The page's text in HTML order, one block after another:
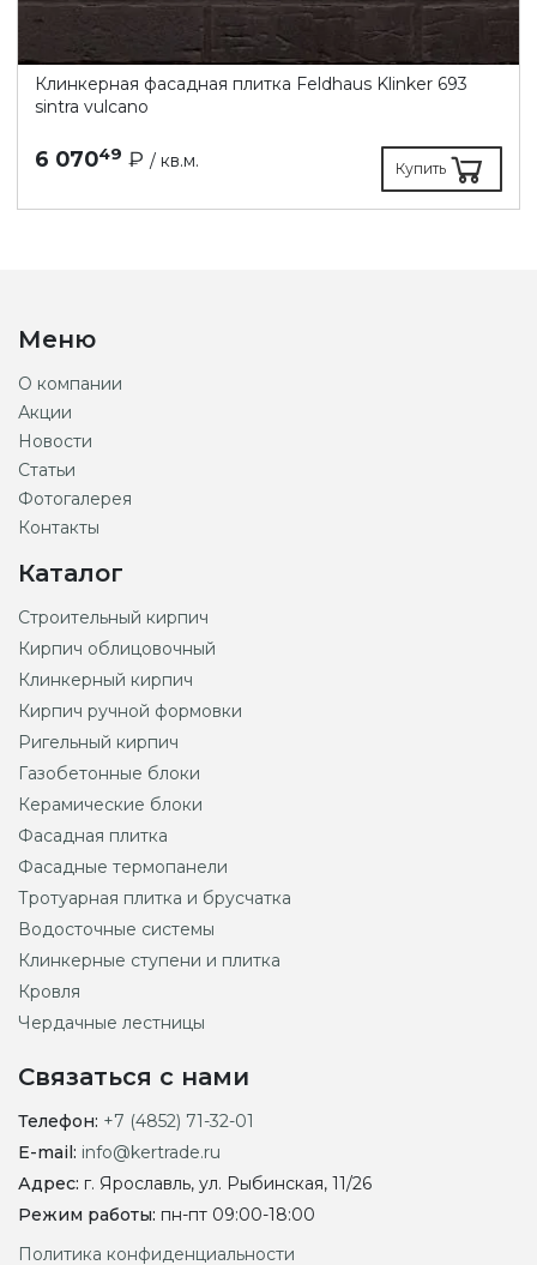
Клинкерная фасадная плитка Feldhaus Klinker 693
sintra vulcano
6 07049 ₽ / кв.м. Купить
Меню
О компании
Акции
Новости
Статьи
Фотогалерея
Контакты
Каталог
Строительный кирпич
Кирпич облицовочный
Клинкерный кирпич
Кирпич ручной формовки
Ригельный кирпич
Газобетонные блоки
Керамические блоки
Фасадная плитка
Фасадные термопанели
Тротуарная плитка и брусчатка
Водосточные системы
Клинкерные ступени и плитка
Кровля
Чердачные лестницы
Связаться с нами
Телефон: +7 (4852) 71-32-01
E-mail: info@kertrade.ru
Адрес: г. Ярославль, ул. Рыбинская, 11/26
Режим работы: пн-пт 09:00-18:00
Политика конфиденциальности